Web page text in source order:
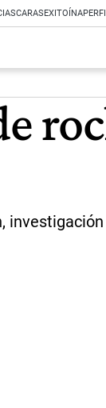
CARASEXITOÍNA